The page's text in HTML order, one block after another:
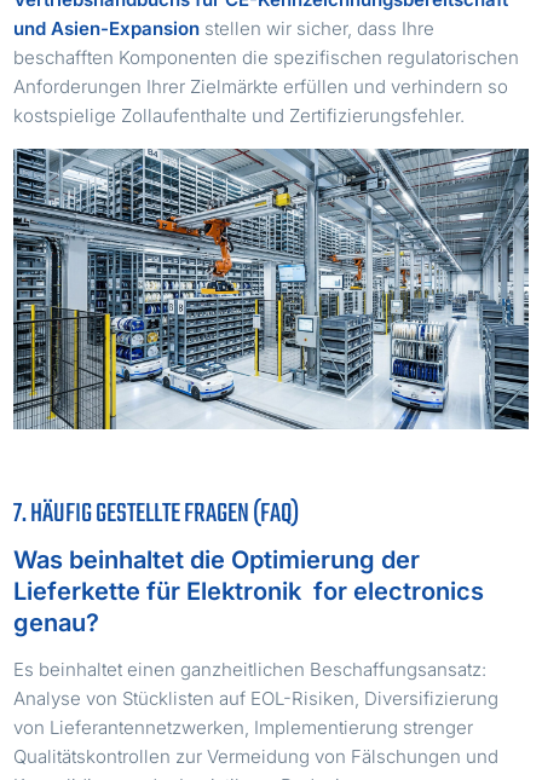
und Asien-Expansion stellen wir sicher, dass Ihre
beschafften Komponenten die spezifischen regulatorischen
Anforderungen Ihrer Zielmärkte erfüllen und verhindern so
kostspielige Zollaufenthalte und Zertifizierungsfehler.
7. HÄUFIG GESTELLTE FRAGEN (FAQ)
Was beinhaltet die Optimierung der
Lieferkette für Elektronik for electronics
genau?
Es beinhaltet einen ganzheitlichen Beschaffungsansatz:
Analyse von Stücklisten auf EOL-Risiken, Diversifizierung
von Lieferantennetzwerken, Implementierung strenger
Qualitätskontrollen zur Vermeidung von Fälschungen und